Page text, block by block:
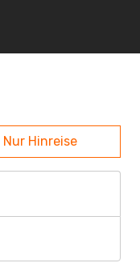
Nur Hinreise